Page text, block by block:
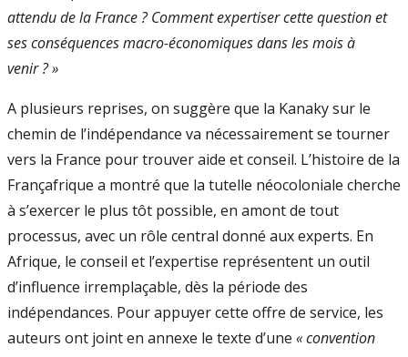
attendu de la France ? Comment expertiser cette question et
ses conséquences macro-économiques dans les mois à
venir ? »
A plusieurs reprises, on suggère que la Kanaky sur le
chemin de l’indépendance va nécessairement se tourner
vers la France pour trouver aide et conseil. L’histoire de la
Françafrique a montré que la tutelle néocoloniale cherche
à s’exercer le plus tôt possible, en amont de tout
processus, avec un rôle central donné aux experts. En
Afrique, le conseil et l’expertise représentent un outil
d’influence irremplaçable, dès la période des
indépendances. Pour appuyer cette offre de service, les
auteurs ont joint en annexe le texte d’une « convention